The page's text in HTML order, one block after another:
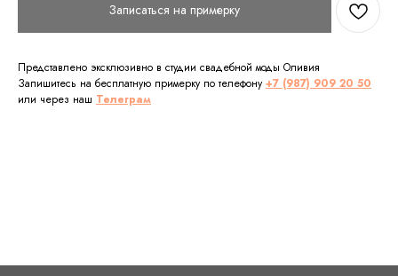
Записаться на примерку
Представлено эксклюзивно в студии свадебной моды Оливия
Запишитесь на бесплатную примерку по телефону +7 (987) 909 20 50
или через наш Телеграм